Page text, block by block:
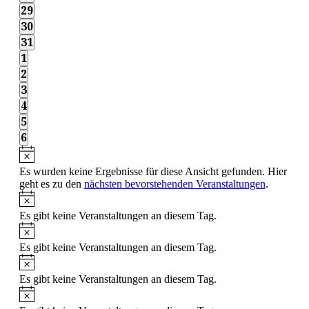
Veranstaltungen,
0
Veranstaltungen,
29
0
Veranstaltungen,
30
0
Veranstaltungen,
31
0
Veranstaltungen,
1
0
Veranstaltungen,
2
0
Veranstaltungen,
3
0
Veranstaltungen,
4
0
Veranstaltungen,
5
0
Veranstaltungen,
6
Es wurden keine Ergebnisse für diese Ansicht gefunden. Hier
geht es zu den nächsten bevorstehenden Veranstaltungen.
Es gibt keine Veranstaltungen an diesem Tag.
Es gibt keine Veranstaltungen an diesem Tag.
Es gibt keine Veranstaltungen an diesem Tag.